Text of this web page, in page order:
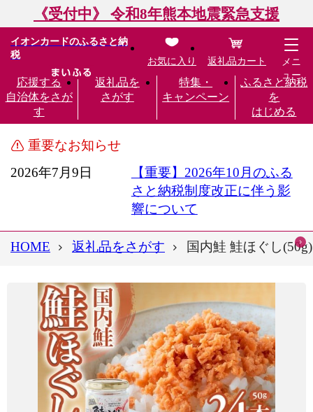
《受付中》 令和8年熊本地震緊急支援
イオンカードのふるさと納
税
応援する
自治体をさが
す
返礼品を
さがす
特集・
キャンペーン
ふるさと納税
を
はじめる
お気に入り 返礼品カート
メニ
ュー
重要なお知らせ
2026年7月9日
【重要】2026年10月のふる
さと納税制度改正に伴う影
響について
HOME 返礼品をさがす 国内鮭 鮭ほぐし